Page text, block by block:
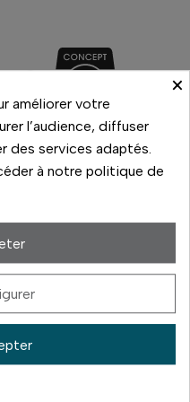
En stock
×
améliorer votre
l’audience, diffuser
des services adaptés.
à notre politique de